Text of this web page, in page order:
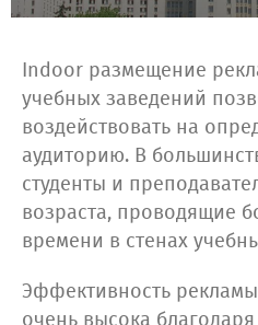
Indoor размещение
учебных заведений
воздействовать на
аудиторию. В
студенты и
возраста, проводящие
времени в стенах
Эффективность